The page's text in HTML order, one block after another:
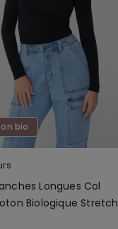
bio
Longues Col
Biologique Stretch